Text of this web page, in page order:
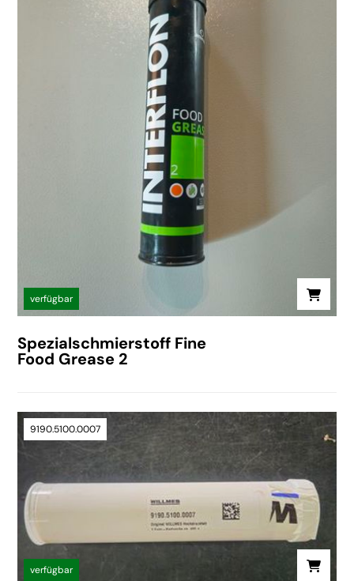
verfügbar
Spezialschmierstoff Fine
Food Grease 2
9190.5100.0007
verfügbar